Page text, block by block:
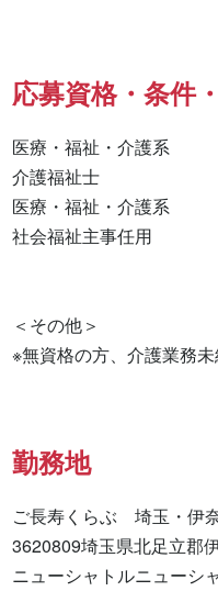
応募資格・条件
医療・福祉・介護系
介護福祉士
医療・福祉・介護系
社会福祉主事任用
＜その他＞
※無資格の方、介護業務
勤務地
ご長寿くらぶ　埼玉・伊
3620809埼玉県北足立郡
ニューシャトルニューシ